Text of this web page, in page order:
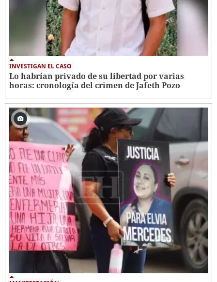
INVESTIGAN EL CASO
Lo habrían privado de su libertad por varias
horas: cronología del crimen de Jafeth Pozo